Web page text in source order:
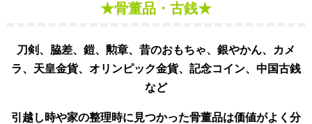
★骨董品・古銭★
刀剣、脇差、鎧、勲章、昔のおもちゃ、銀やかん、カメ
ラ、天皇金貨、オリンピック金貨、記念コイン、中国古銭
など
引越し時や家の整理時に見つかった骨董品は価値がよく分